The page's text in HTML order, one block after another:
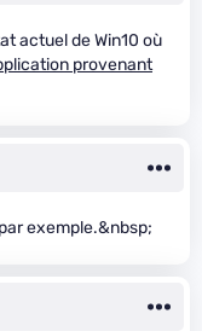
actuel de Win10 où
provenant
exemple.&nbsp;